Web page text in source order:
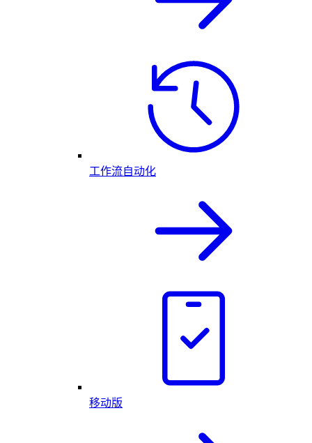
工作流自动化
移动版